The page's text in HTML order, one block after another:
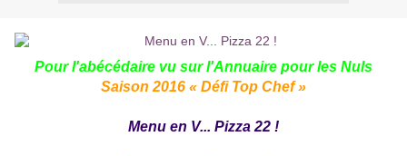
Pour l'abécédaire vu sur l'Annuaire pour les Nuls
Saison 2016 « Défi Top Chef »
Menu en V... Pizza 22 !